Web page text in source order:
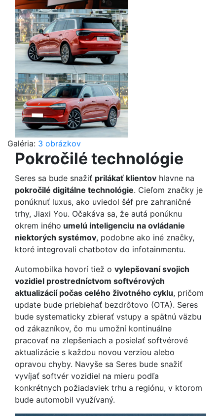
Galéria: 3 obrázkov
Pokročilé technológie
Seres sa bude snažiť prilákať klientov hlavne na
pokročilé digitálne technológie. Cieľom značky je
ponúknuť luxus, ako uviedol šéf pre zahraničné
trhy, Jiaxi You. Očakáva sa, že autá ponúknu
okrem iného umelú inteligenciu na ovládanie
niektorých systémov, podobne ako iné značky,
ktoré integrovali chatbotov do infotainmentu.
Automobilka hovorí tiež o vylepšovaní svojich
vozidiel prostredníctvom softvérových
aktualizácií počas celého životného cyklu, pričom
update bude priebiehať bezdrôtovo (OTA). Seres
bude systematicky zbierať vstupy a spätnú väzbu
od zákazníkov, čo mu umožní kontinuálne
pracovať na zlepšeniach a posielať softvérové
aktualizácie s každou novou verziou alebo
opravou chyby. Navyše sa Seres bude snažiť
vyvíjať softvér vozidiel na mieru podľa
konkrétnych požiadaviek trhu a regiónu, v ktorom
bude automobil využívaný.